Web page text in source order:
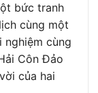
bức tranh
cùng một
nghiệm cùng
Côn Đảo
của hai